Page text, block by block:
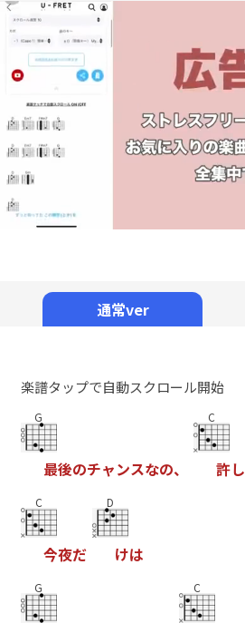
通常ver
楽譜タップで自動スクロール開始
G
最後のチャンスなの、
C
許し
C
今夜だ
D
けは
G C